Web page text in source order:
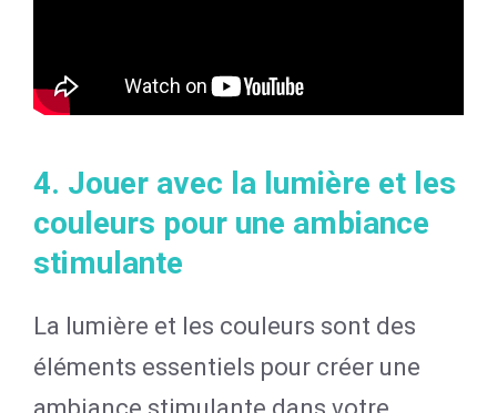
4. Jouer avec la lumière et les
couleurs pour une ambiance
stimulante
La lumière et les couleurs sont des
éléments essentiels pour créer une